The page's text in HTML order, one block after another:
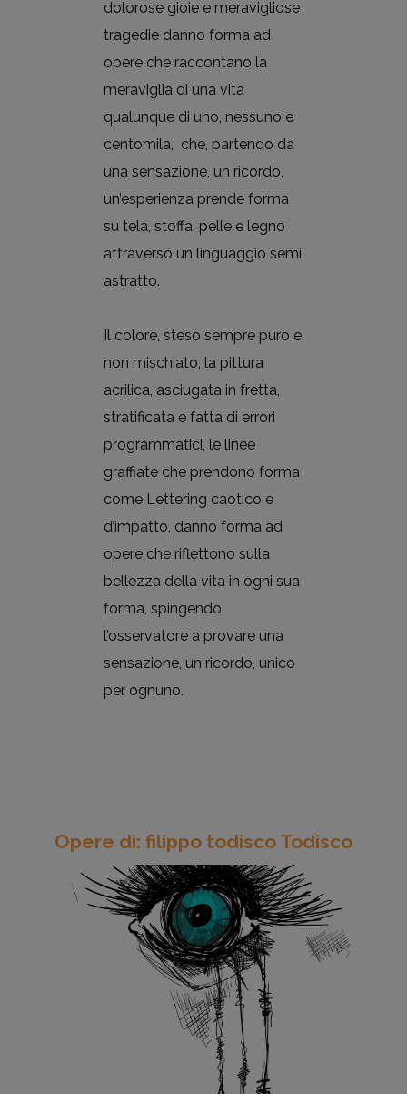
dolorose gioie e meravigliose
tragedie danno forma ad
opere che raccontano la
meraviglia di una vita
qualunque di uno, nessuno e
centomila, che, partendo da
una sensazione, un ricordo,
un’esperienza prende forma
su tela, stoffa, pelle e legno
attraverso un linguaggio semi
astratto.
Il colore, steso sempre puro e
non mischiato, la pittura
acrilica, asciugata in fretta,
stratificata e fatta di errori
programmatici, le linee
graffiate che prendono forma
come Lettering caotico e
d’impatto, danno forma ad
opere che riflettono sulla
bellezza della vita in ogni sua
forma, spingendo
l’osservatore a provare una
sensazione, un ricordo, unico
per ognuno.
Opere di: filippo todisco Todisco